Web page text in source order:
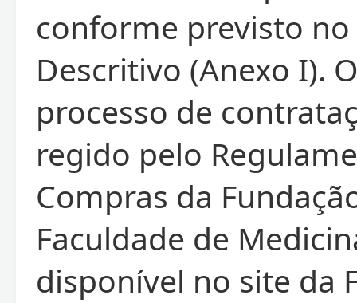
conforme previsto
Descritivo (Anexo I).
processo de
regido pelo
Compras da
Faculdade de
disponível no site da